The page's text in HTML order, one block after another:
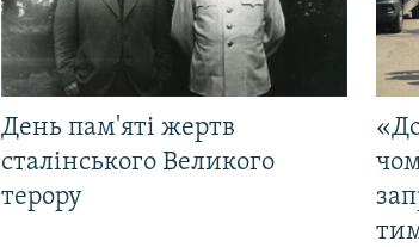
День пам'яті жертв
сталінського Великого
терору